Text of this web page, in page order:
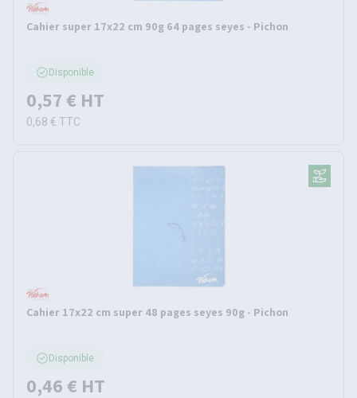
Cahier super 17x22 cm 90g 64 pages seyes - Pichon
Disponible
0,57 € HT
0,68 € TTC
Cahier 17x22 cm super 48 pages seyes 90g - Pichon
Disponible
0,46 € HT